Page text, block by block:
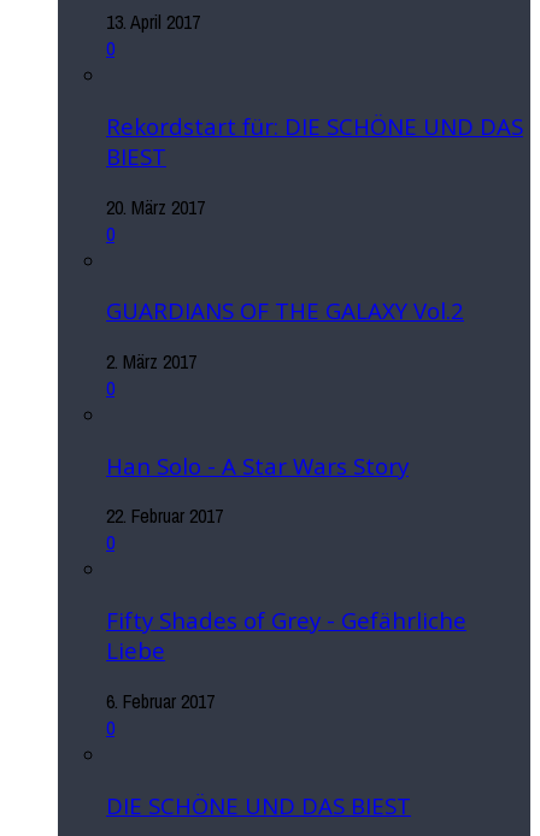
13. April 2017
0
Rekordstart für: DIE SCHÖNE UND DAS
BIEST
20. März 2017
0
GUARDIANS OF THE GALAXY Vol.2
2. März 2017
0
Han Solo - A Star Wars Story
22. Februar 2017
0
Fifty Shades of Grey - Gefährliche
Liebe
6. Februar 2017
0
DIE SCHÖNE UND DAS BIEST